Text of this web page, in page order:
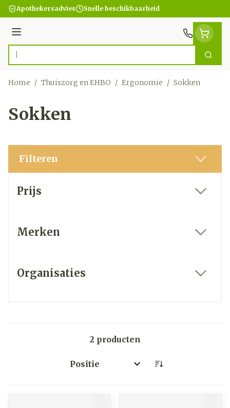
Ga naar de inhoud
Apothekersadvies Snelle beschikbaarheid
Menu
Product, merk, categorie... Zoek
Home / Thuiszorg en EHBO / Ergonomie / Sokken
Sokken
Filteren
Prijs
Merken
Organisaties
2 producten
Sorteer op: